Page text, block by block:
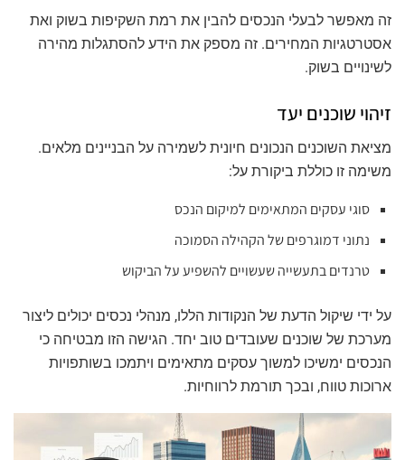
זה מאפשר לבעלי הנכסים להבין את רמת השקיפות בשוק ואת
אסטרטגיות המחירים. זה מספק את הידע להסתגלות מהירה
לשינויים בשוק.
זיהוי שוכנים יעד
מציאת השוכנים הנכונים חיונית לשמירה על הבניינים מלאים.
משימה זו כוללת ביקורת על:
סוגי עסקים המתאימים למיקום הנכס
נתוני דמוגרפים של הקהילה הסמוכה
טרנדים בתעשייה שעשויים להשפיע על הביקוש
על ידי שיקול הדעת של הנקודות הללו, מנהלי נכסים יכולים ליצור
מערכת של שוכנים שעובדים טוב יחד. הגישה הזו מבטיחה כי
הנכסים ימשיכו למשוך עסקים מתאימים ויתמכו בשותפויות
ארוכות טווח, ובכך תורמת לרווחיות.